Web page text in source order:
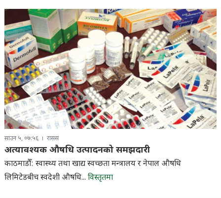
साउन ५, ०७:५६ रासस
अत्यावश्यक औषधि उत्पादनको समझदारी
काठमाडौँ: स्वास्थ्य तथा खाद्य स्वच्छता मन्त्रालय र नेपाल औषधि
लिमिटेडबीच स्वदेशी औषधि... विस्तृतमा